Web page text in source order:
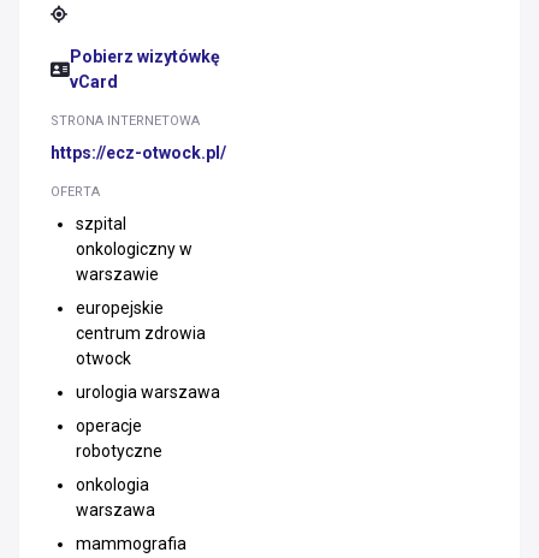
Pobierz wizytówkę
vCard
STRONA INTERNETOWA
https://ecz-otwock.pl/
OFERTA
szpital
onkologiczny w
warszawie
europejskie
centrum zdrowia
otwock
urologia warszawa
operacje
robotyczne
onkologia
warszawa
mammografia